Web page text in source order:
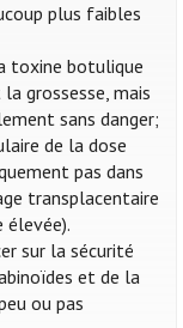
plus faibles
toxine botulique
grossesse, mais
sans danger;
de la dose
pas dans
transplacentaire
sur la sécurité
et de la
ou pas